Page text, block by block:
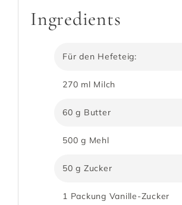
Ingredients
Für den Hefeteig:
270 ml Milch
60 g Butter
500 g Mehl
50 g Zucker
1 Packung Vanille-Zucker